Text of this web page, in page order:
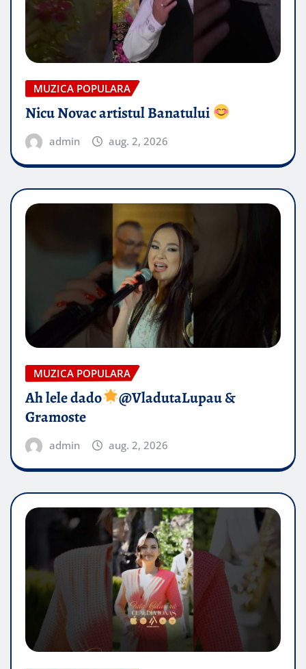
MUZICA POPULARA
Nicu Novac artistul Banatului
admin aug. 2, 2026
MUZICA POPULARA
Ah lele dado​
@VladutaLupau &
Gramoste
admin aug. 2, 2026